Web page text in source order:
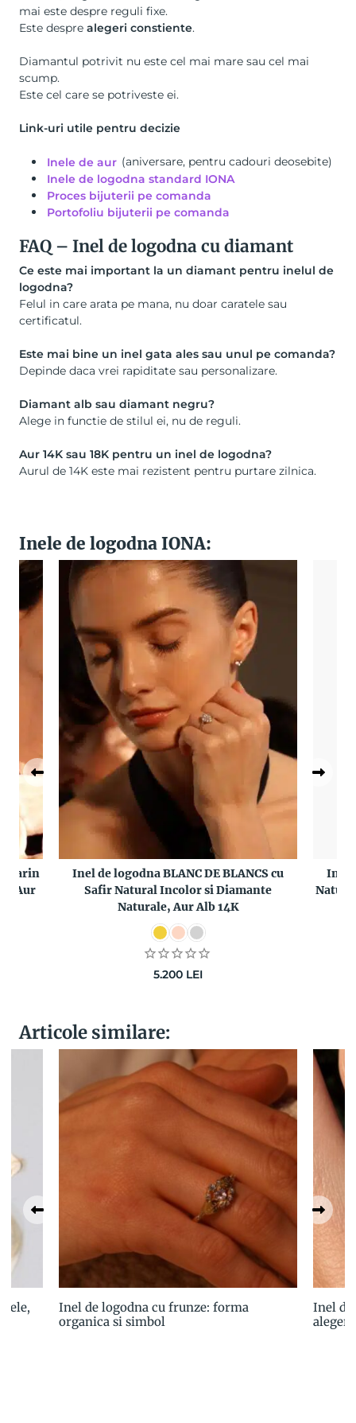
mai este despre reguli fixe.
Este despre alegeri constiente.
Diamantul potrivit nu este cel mai mare sau cel mai
scump.
Este cel care se potriveste ei.
Link-uri utile pentru decizie
Inele de aur (aniversare, pentru cadouri deosebite)
Inele de logodna standard IONA
Proces bijuterii pe comanda
Portofoliu bijuterii pe comanda
FAQ – Inel de logodna cu diamant
Ce este mai important la un diamant pentru inelul de
logodna?
Felul in care arata pe mana, nu doar caratele sau
certificatul.
Este mai bine un inel gata ales sau unul pe comanda?
Depinde daca vrei rapiditate sau personalizare.
Diamant alb sau diamant negru?
Alege in functie de stilul ei, nu de reguli.
Aur 14K sau 18K pentru un inel de logodna?
Aurul de 14K este mai rezistent pentru purtare zilnica.
Inele de logodna IONA:
Aur
Inel de logodna BLANC DE BLANCS cu
Safir Natural Incolor si Diamante
Naturale, Aur Alb 14K
5.200 LEI
Inel
Articole similare:
Inel de logodna cu frunze: forma
organica si simbol
Inel de
alegere